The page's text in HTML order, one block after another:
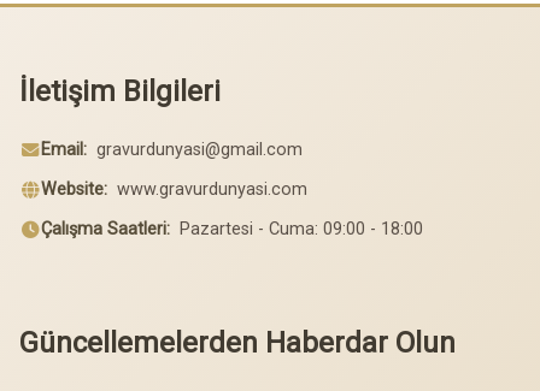
İletişim Bilgileri
Email: gravurdunyasi@gmail.com
Website: www.gravurdunyasi.com
Çalışma Saatleri: Pazartesi - Cuma: 09:00 - 18:00
Güncellemelerden Haberdar Olun